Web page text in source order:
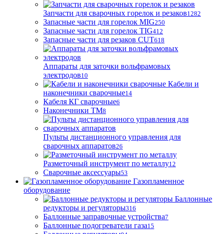
Запчасти для сварочных горелок и резаков1282
Запасные части для горелок MIG250
Запасные части для горелок TIG412
Запасные части для резаков CUT618
Аппараты для заточки вольфрамовых
электродов10
Кабели и
наконечники сварочные14
Кабеля КГ сварочные6
Наконечники ТМ8
Пульты дистанционного управления для
сварочных аппаратов26
Разметочный инструмент по металлу12
Сварочные аксессуары53
Газопламенное
оборудование
Баллонные
редукторы и регуляторы316
Баллонные заправочные устройства7
Баллонные подогреватели газа15